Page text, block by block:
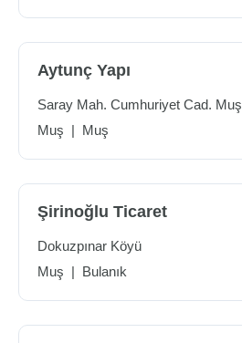
Aytunç Yapı
Saray Mah. Cumhuriyet Cad. Muş
Muş | Muş
Şirinoğlu Ticaret
Dokuzpınar Köyü
Muş | Bulanık